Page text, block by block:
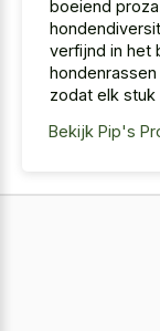
boeiend
verfijnd in het
hondenrassen
zodat elk
Bekijk Pip's